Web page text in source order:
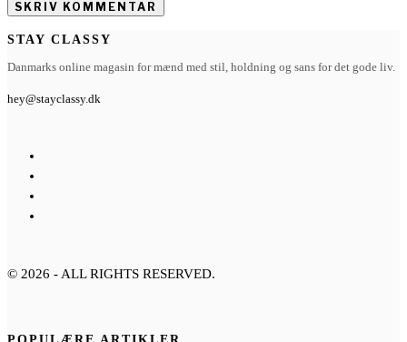
STAY CLASSY
Danmarks online magasin for mænd med stil, holdning og sans for det gode liv.
hey@stayclassy.dk
© 2026 - ALL RIGHTS RESERVED.